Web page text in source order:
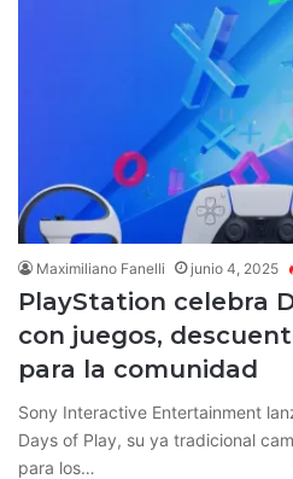
Maximiliano Fanelli junio 4, 2025
PlayStation celebra
con juegos,
para la comunidad
Sony Interactive Entertainment
Days of Play, su ya tradicional
para los…